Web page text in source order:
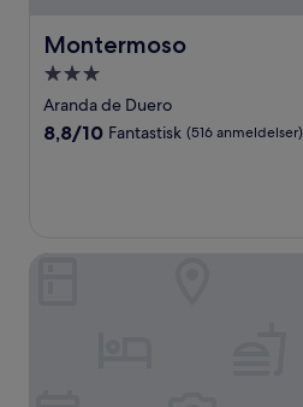
Montermoso
Montermoso
3.0-
stjernet
overnatningssted
Aranda de Duero
8.8
anmeldelser)
8,8/10 Fantastisk (516 anmeldelser)